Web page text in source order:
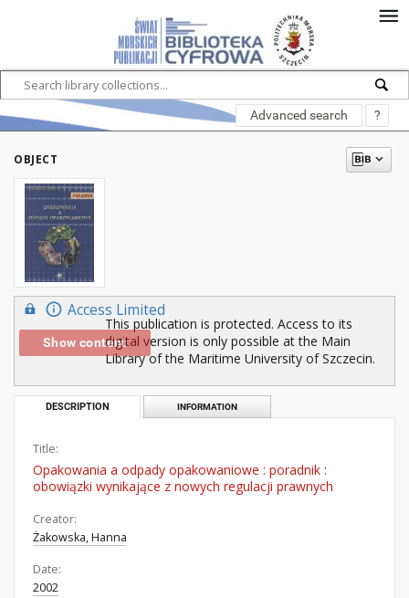
Advanced search ?
OBJECT
Access Limited
Show content
This publication is protected. Access to its
digital version is only possible at the Main
Library of the Maritime University of Szczecin.
DESCRIPTION INFORMATION
Title:
Opakowania a odpady opakowaniowe : poradnik :
obowiązki wynikające z nowych regulacji prawnych
Creator:
Żakowska, Hanna
Date:
2002